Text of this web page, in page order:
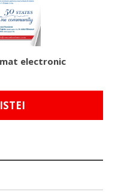
electronic